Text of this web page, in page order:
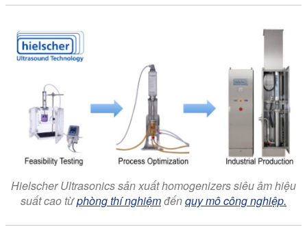
Hielscher Ultrasonics sản xuất homogenizers siêu âm hiệu
suất cao từphòng thí nghiệmđếnquy mô công nghiệp.